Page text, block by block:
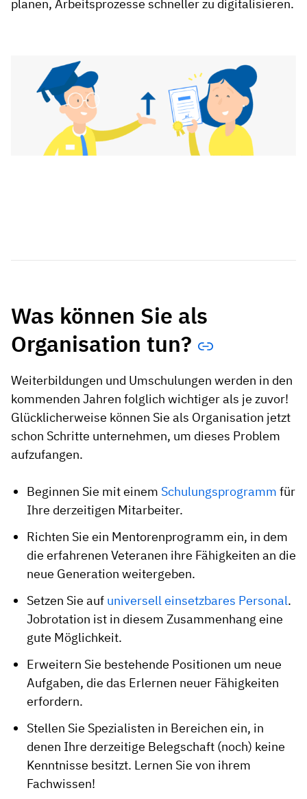
planen, Arbeitsprozesse schneller zu digitalisieren.
Was können Sie als
Organisation tun?
Weiterbildungen und Umschulungen werden in den
kommenden Jahren folglich wichtiger als je zuvor!
Glücklicherweise können Sie als Organisation jetzt
schon Schritte unternehmen, um dieses Problem
aufzufangen.
Beginnen Sie mit einem Schulungsprogramm für
Ihre derzeitigen Mitarbeiter.
Richten Sie ein Mentorenprogramm ein, in dem
die erfahrenen Veteranen ihre Fähigkeiten an die
neue Generation weitergeben.
Setzen Sie auf universell einsetzbares Personal.
Jobrotation ist in diesem Zusammenhang eine
gute Möglichkeit.
Erweitern Sie bestehende Positionen um neue
Aufgaben, die das Erlernen neuer Fähigkeiten
erfordern.
Stellen Sie Spezialisten in Bereichen ein, in
denen Ihre derzeitige Belegschaft (noch) keine
Kenntnisse besitzt. Lernen Sie von ihrem
Fachwissen!